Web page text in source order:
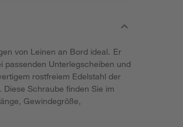
von Leinen an Bord ideal. Er
Unterlegscheiben und
rostfreiem Edelstahl der
Diese Schraube finden Sie im
Gewindegröße,